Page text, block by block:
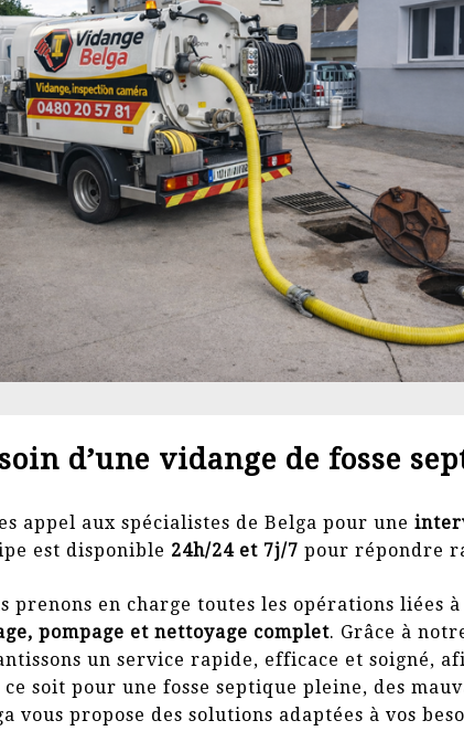
d’une vidange de fosse
appel aux spécialistes de Belga pour une
est disponible 24h/24 et 7j/7 pour répondre
prenons en charge toutes les opérations liées
pompage et nettoyage complet. Grâce à
un service rapide, efficace et soigné,
ce soit pour une fosse septique pleine, des
vous propose des solutions adaptées à vos